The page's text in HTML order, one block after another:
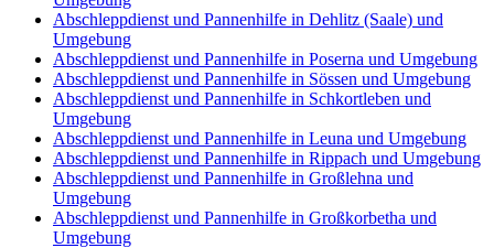
Abschleppdienst und Pannenhilfe in Dehlitz (Saale) und
Umgebung
Abschleppdienst und Pannenhilfe in Poserna und Umgebung
Abschleppdienst und Pannenhilfe in Sössen und Umgebung
Abschleppdienst und Pannenhilfe in Schkortleben und
Umgebung
Abschleppdienst und Pannenhilfe in Leuna und Umgebung
Abschleppdienst und Pannenhilfe in Rippach und Umgebung
Abschleppdienst und Pannenhilfe in Großlehna und
Umgebung
Abschleppdienst und Pannenhilfe in Großkorbetha und
Umgebung